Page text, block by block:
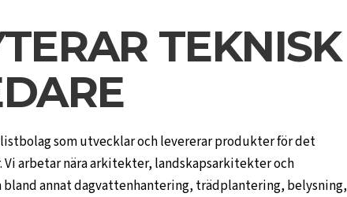
TEKNISK
som utvecklar och levererar produkter för det
arbetar nära arkitekter, landskapsarkitekter och
annat dagvattenhantering, trädplantering, belysning,